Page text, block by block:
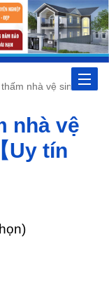
Toggle
nhà vệ sinh tại
nhà vệ
Uy tín